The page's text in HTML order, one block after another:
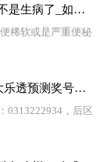
观点：怎么能看出来猫是不是生病了_如何知道你的猫是否生病了
稀软或是严重便秘
天天新消息丨075期夏晨大乐透预测奖号：前区综合分析
0313222934，后区